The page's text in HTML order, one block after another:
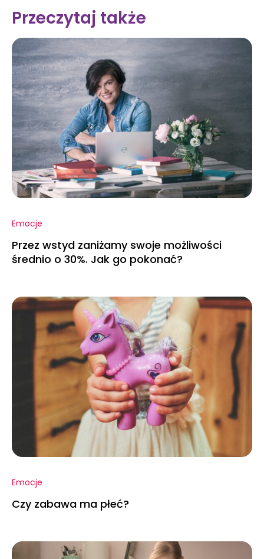
Przeczytaj także
Emocje
Przez wstyd zaniżamy swoje możliwości
średnio o 30%. Jak go pokonać?
Emocje
Czy zabawa ma płeć?